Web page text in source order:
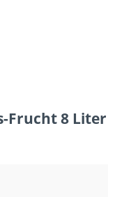
Frucht 8 Liter